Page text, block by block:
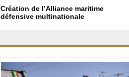
Création de l’Alliance maritime
défensive multinationale